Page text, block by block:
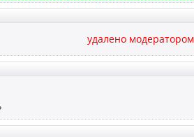
удалено модератором